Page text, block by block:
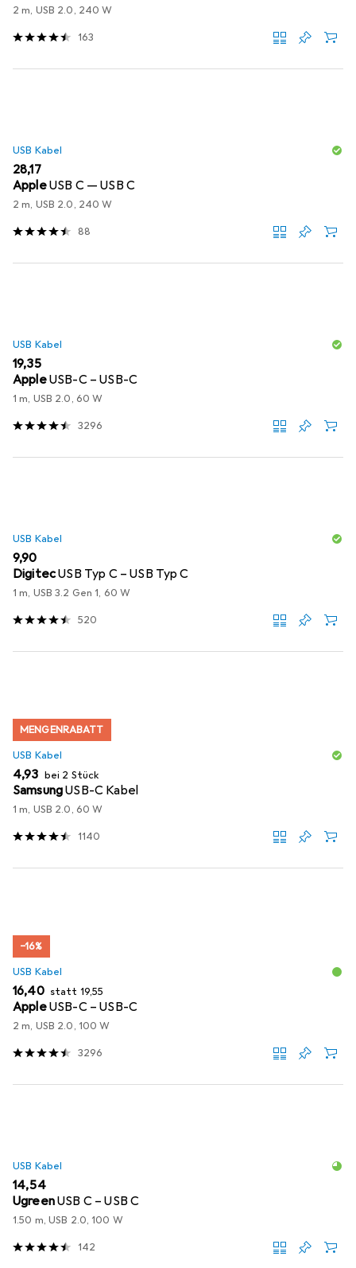
2 m, USB 2.0, 240 W
163
USB Kabel
EUR
28,17
AppleUSB C — USB C
2 m, USB 2.0, 240 W
88
USB Kabel
EUR
19,35
AppleUSB-C – USB-C
1 m, USB 2.0, 60 W
3296
USB Kabel
EUR
9,90
DigitecUSB Typ C – USB Typ C
1 m, USB 3.2 Gen 1, 60 W
520
MENGENRABATT
USB Kabel
EUR
4,93 bei 2 Stück
SamsungUSB-C Kabel
1 m, USB 2.0, 60 W
1140
−16%
USB Kabel
EUR
16,40 statt EUR
19,55
AppleUSB-C – USB-C
2 m, USB 2.0, 100 W
3296
USB Kabel
EUR
14,54
UgreenUSB C – USB C
1.50 m, USB 2.0, 100 W
142